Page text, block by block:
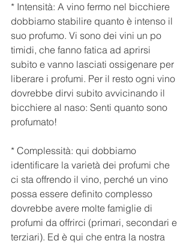
* Intensità: A vino fermo nel bicchiere
dobbiamo stabilire quanto è intenso il
suo profumo. Vi sono dei vini un po
timidi, che fanno fatica ad aprirsi
subito e vanno lasciati ossigenare per
liberare i profumi. Per il resto ogni vino
dovrebbe dirvi subito avvicinando il
bicchiere al naso: Senti quanto sono
profumato!
* Complessità: qui dobbiamo
identificare la varietà dei profumi che
ci sta offrendo il vino, perché un vino
possa essere definito complesso
dovrebbe avere molte famiglie di
profumi da offrirci (primari, secondari e
terziari). Ed è qui che entra la nostra